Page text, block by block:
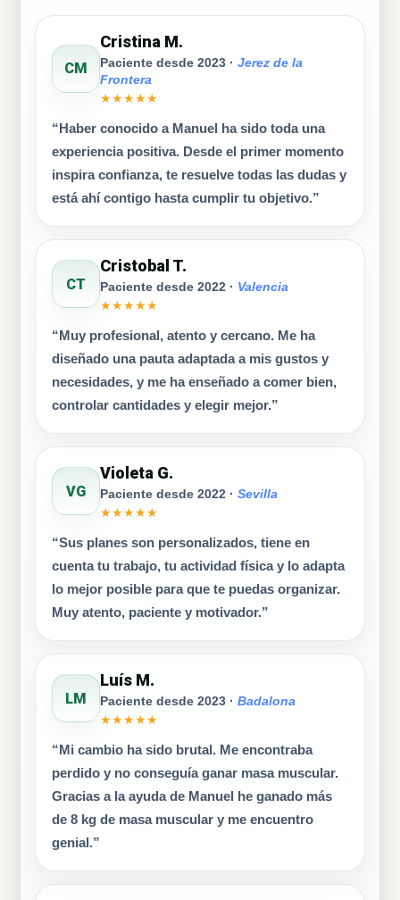
CM
Cristina M.
Paciente desde 2023 · Jerez de la
Frontera
★★★★★
“Haber conocido a Manuel ha sido toda una
experiencia positiva. Desde el primer momento
inspira confianza, te resuelve todas las dudas y
está ahí contigo hasta cumplir tu objetivo.”
CT
Cristobal T.
Paciente desde 2022 · Valencia
★★★★★
“Muy profesional, atento y cercano. Me ha
diseñado una pauta adaptada a mis gustos y
necesidades, y me ha enseñado a comer bien,
controlar cantidades y elegir mejor.”
VG
Violeta G.
Paciente desde 2022 · Sevilla
★★★★★
“Sus planes son personalizados, tiene en
cuenta tu trabajo, tu actividad física y lo adapta
lo mejor posible para que te puedas organizar.
Muy atento, paciente y motivador.”
LM
Luís M.
Paciente desde 2023 · Badalona
★★★★★
“Mi cambio ha sido brutal. Me encontraba
perdido y no conseguía ganar masa muscular.
Gracias a la ayuda de Manuel he ganado más
de 8 kg de masa muscular y me encuentro
genial.”